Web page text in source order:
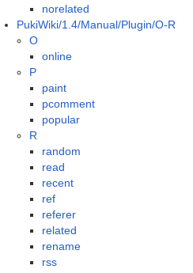
norelated
PukiWiki/1.4/Manual/Plugin/O-R
O
online
P
paint
pcomment
popular
R
random
read
recent
ref
referer
related
rename
rss